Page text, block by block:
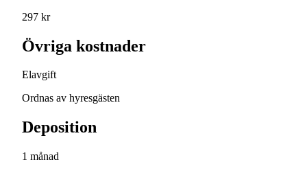
297 kr
Övriga kostnader
Elavgift
Ordnas av hyresgästen
Deposition
1 månad